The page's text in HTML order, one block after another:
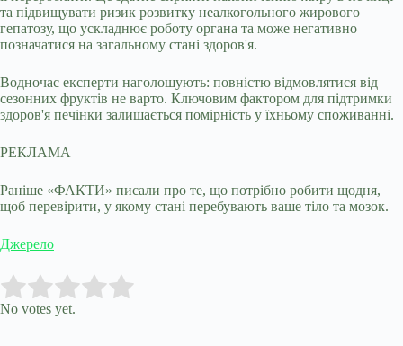
та підвищувати ризик розвитку неалкогольного жирового
гепатозу, що ускладнює роботу органа та може негативно
позначатися на загальному стані здоров'я.
Водночас експерти наголошують: повністю відмовлятися від
сезонних фруктів не варто. Ключовим фактором для підтримки
здоров'я печінки залишається помірність у їхньому споживанні.
РЕКЛАМА
Раніше «ФАКТИ» писали про те, що потрібно робити щодня,
щоб перевірити, у якому стані перебувають ваше тіло та мозок.
Джерело
Rate this item:
No votes yet.